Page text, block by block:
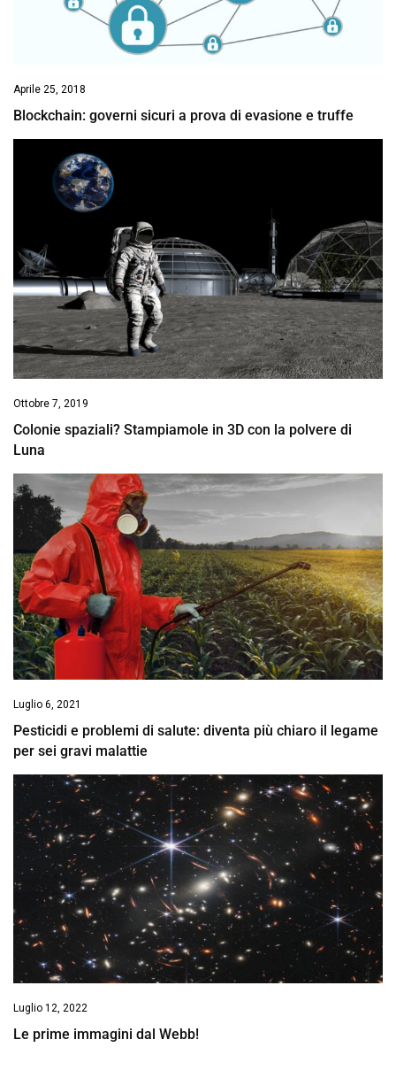
Aprile 25, 2018
Blockchain: governi sicuri a prova di evasione e truffe
Ottobre 7, 2019
Colonie spaziali? Stampiamole in 3D con la polvere di
Luna
Luglio 6, 2021
Pesticidi e problemi di salute: diventa più chiaro il legame
per sei gravi malattie
Luglio 12, 2022
Le prime immagini dal Webb!